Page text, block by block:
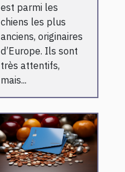
est parmi les
chiens les plus
anciens, originaires
d’Europe. Ils sont
très attentifs,
mais...